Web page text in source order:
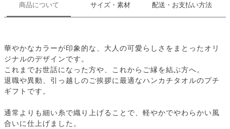
商品について サイズ・素材 配送・お支払い方法
華やかなカラーが印象的な、大人の可愛らしさをまとったオリ
ジナルのデザインです。
これまでお世話になった方や、これからご縁を結ぶ方へ。
退職や異動、引っ越しのご挨拶に最適なハンカチタオルのプチ
ギフトです。
通常よりも細い糸で織り上げることで、軽やかでやわらかい風
合いに仕上げました。